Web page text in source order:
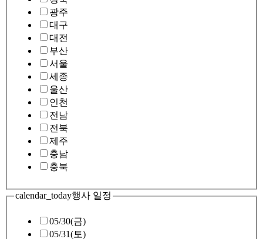
광주
대구
대전
부산
서울
세종
울산
인천
전남
전북
제주
충남
충북
calendar_today행사 일정
05/30(금)
05/31(토)